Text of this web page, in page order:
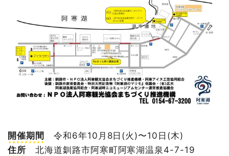
開催期間
令和6年10月8日(火)〜10日(木)
住所 北海道釧路市阿寒町阿寒湖温泉4-7-19